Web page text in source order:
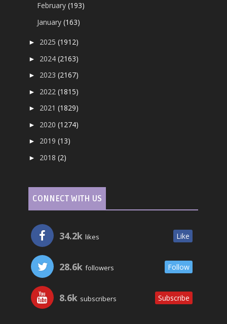
February(193)
January(163)
► 2025(1912)
► 2024(2163)
► 2023(2167)
► 2022(1815)
► 2021(1829)
► 2020(1274)
► 2019(13)
► 2018(2)
CONNECT WITH US
34.2k likes Like
28.6k followers Follow
8.6k subscribers Subscribe